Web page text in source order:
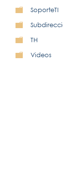
SoporteTI
TH
Videos